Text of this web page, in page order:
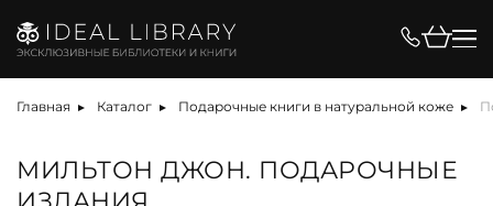
Главная Каталог Подарочные книги в натуральной коже
МИЛЬТОН ДЖОН. ПОДАРОЧНЫЕ
Цена, ₽